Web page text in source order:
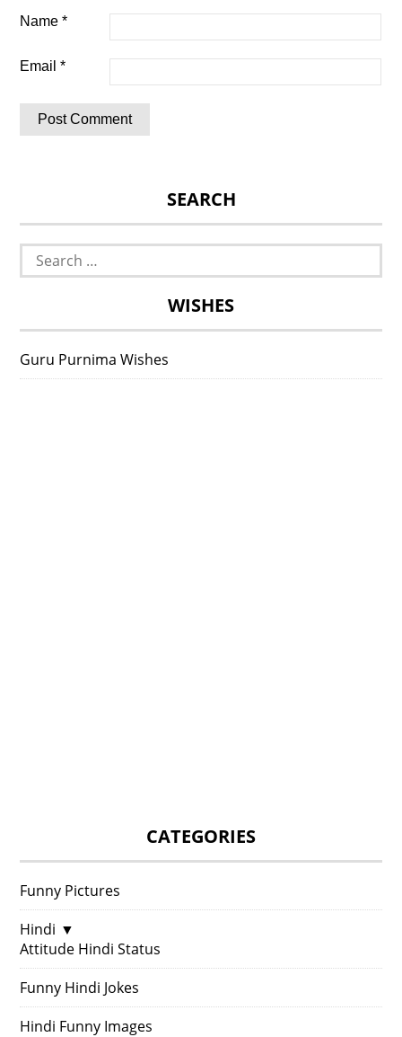
Name*
Email*
SEARCH
Search
for:
WISHES
Guru Purnima Wishes
CATEGORIES
Funny Pictures
Hindi ▼
Attitude Hindi Status
Funny Hindi Jokes
Hindi Funny Images